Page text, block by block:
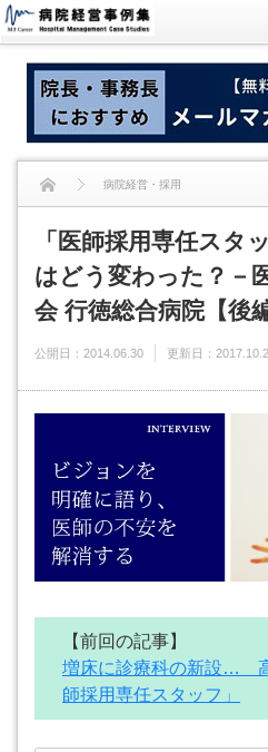
病院経営・採用
「医師採用専任スタッフ」登用で、病院
会 行徳総合病院【後編】
「医師採用専任スタ
はどう変わった？－
会 行徳総合病院【後編
公開日： 2014.06.30 更新日：
【前回の記事】
増床に診療科の新設…
師採用専任スタッフ」